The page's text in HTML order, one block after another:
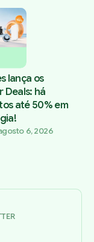
lança os
Deals: há
até 50% em
6, 2026